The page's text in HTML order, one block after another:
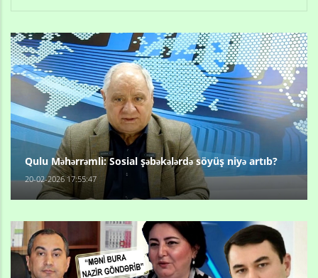
Qulu Məhərrəmli: Sosial şəbəkələrdə söyüş niyə artıb?
20-02-2026 17:55:47